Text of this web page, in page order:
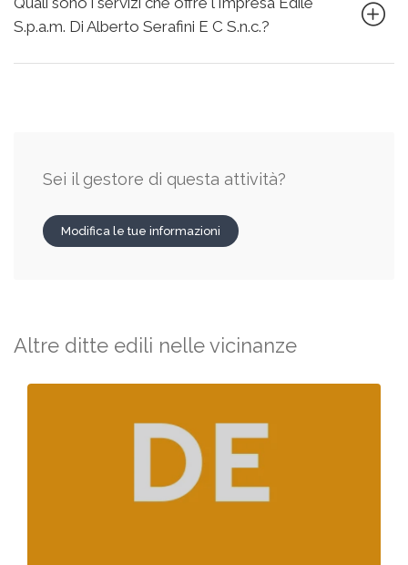
S.p.a.m. Di Alberto Serafini E C S.n.c.?
Sei il gestore di questa attività?
Modifica le tue informazioni
Altre ditte edili nelle vicinanze